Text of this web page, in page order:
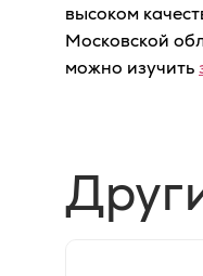
высоком
Московской
можно изучить